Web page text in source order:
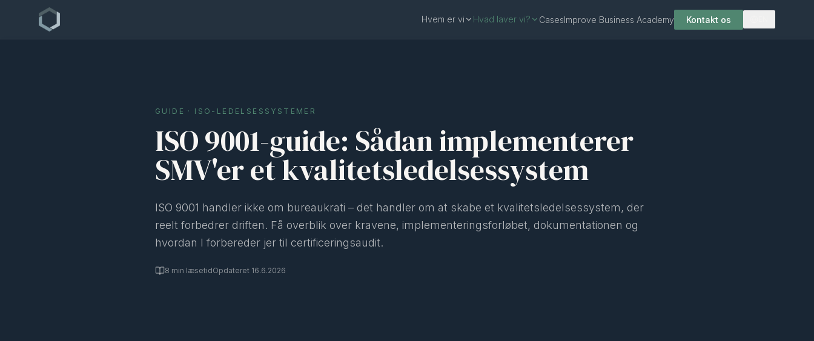
Hvem er vi Hvad laver vi? CasesImprove Business Academy Kontakt os
GUIDE · ISO-LEDELSESSYSTEMER
ISO 9001-guide: Sådan implementerer
SMV'er et kvalitetsledelsessystem
ISO 9001 handler ikke om bureaukrati – det handler om at skabe et kvalitetsledelsessystem, der
reelt forbedrer driften. Få overblik over kravene, implementeringsforløbet, dokumentationen og
hvordan I forbereder jer til certificeringsaudit.
8 min læsetidOpdateret 16.6.2026